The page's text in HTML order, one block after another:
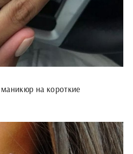
на короткие